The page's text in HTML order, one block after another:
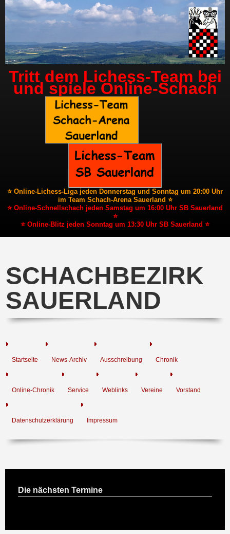
Tritt dem Lichess-Team bei
und spiele Online-Schach
⭐ Online-Lichess-Liga jeden Donnerstag und Sonntag um 20:00 Uhr
im Team Schach-Arena Sauerland ⭐
⭐ Online-Schnellschach jeden Samstag um 16:00 Uhr SB Sauerland
⭐
⭐ Online-Blitz jeden Sonntag um 13:30 Uhr SB Sauerland ⭐
SCHACHBEZIRK
SAUERLAND
Startseite News-Archiv Ausschreibung Chronik
Online-Chronik Service Weblinks Vereine Vorstand
Datenschutzerklärung Impressum
Die nächsten Termine